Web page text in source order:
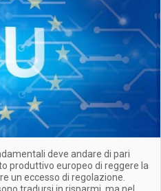
deve andare di pari
produttivo europeo di reggere la
un eccesso di regolazione.